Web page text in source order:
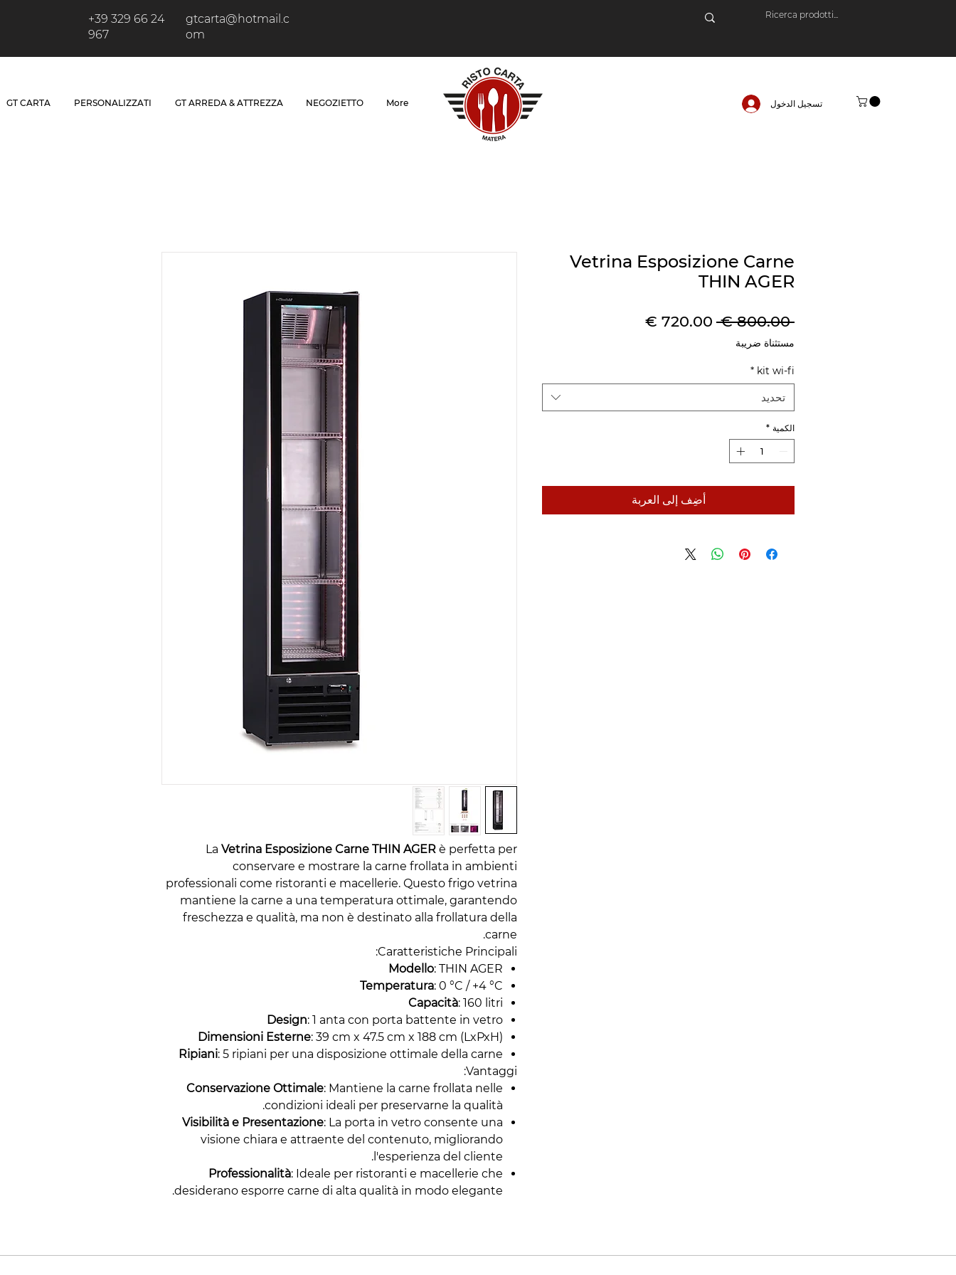
+39 329 66 24
967
gtcarta@hotmail.c
om
GT CARTA PERSONALIZZATI GT ARREDA & ATTREZZA NEGOZIETTO More تسجيل الدخول
La Vetrina Esposizione Carne THIN AGER è perfetta per
conservare e mostrare la carne frollata in ambienti
professionali come ristoranti e macellerie. Questo frigo vetrina
mantiene la carne a una temperatura ottimale, garantendo
freschezza e qualità, ma non è destinato alla frollatura della
carne.
Caratteristiche Principali:
Modello: THIN AGER
Temperatura: 0 °C / +4 °C
Capacità: 160 litri
Design: 1 anta con porta battente in vetro
Dimensioni Esterne: 39 cm x 47.5 cm x 188 cm (LxPxH)
Ripiani: 5 ripiani per una disposizione ottimale della carne
Vantaggi:
Conservazione Ottimale: Mantiene la carne frollata nelle
condizioni ideali per preservarne la qualità.
Visibilità e Presentazione: La porta in vetro consente una
visione chiara e attraente del contenuto, migliorando
l'esperienza del cliente.
Professionalità: Ideale per ristoranti e macellerie che
desiderano esporre carne di alta qualità in modo elegante.
Vetrina Esposizione Carne
THIN AGER
‏800.00 €
سعر
سعر
مستثناة ضريبة
kit wi-fi
*
تحديد
الكمية *
أضِف إلى العربة